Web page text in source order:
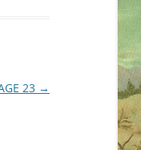
23 →